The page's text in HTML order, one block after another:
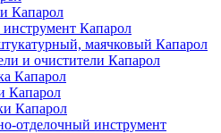
Капарол
Капарол
маячковый Капарол
и очистители Капарол
Капарол
Капарол
Капарол
отделочный инструмент